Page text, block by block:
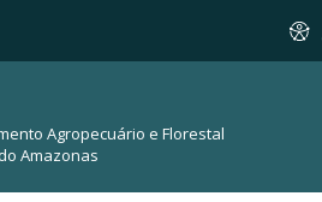
Agropecuário e Florestal
Amazonas